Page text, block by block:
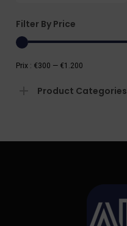
Filter By Price
Prix : €300 — €1.200
Product Categories